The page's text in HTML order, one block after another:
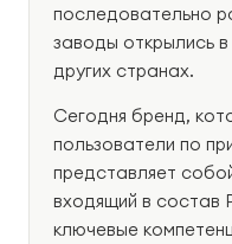
последовательно
заводы открылись
других странах.
Сегодня бренд,
пользователи по
представляет
входящий в состав
ключевые